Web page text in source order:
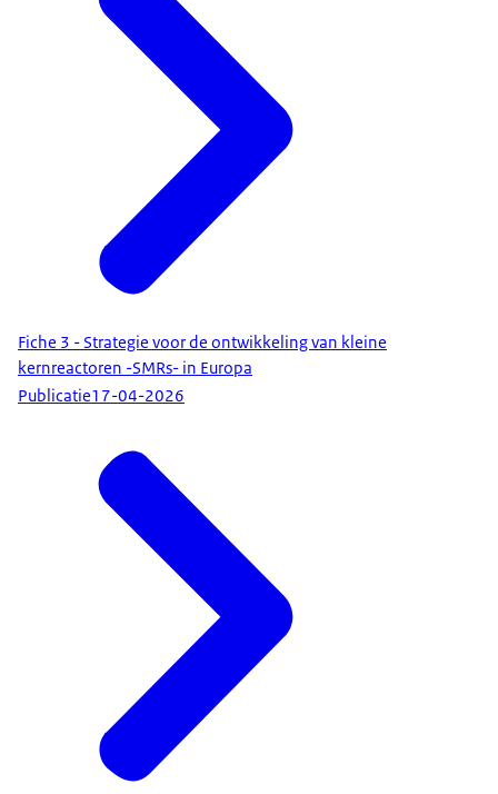
Fiche 3 - Strategie voor de ontwikkeling van kleine
kernreactoren -SMRs- in Europa
Publicatie17-04-2026